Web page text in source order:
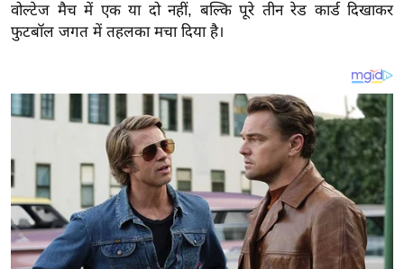
ब
ज
ल
I
P
L
वोल्टेज मैच में एक या दो नहीं, बल्कि पूरे तीन रेड कार्ड दिखाकर
फुटबॉल जगत में तहलका मचा दिया है।